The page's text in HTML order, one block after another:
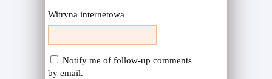
Witryna internetowa
Notify me of follow-up comments
by email.